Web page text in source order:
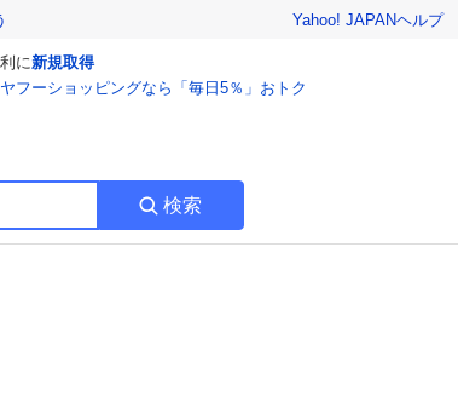
Yahoo! JAPANヘルプ
に新規取得
ヤフーショッピングなら「毎日5％」おトク
検索